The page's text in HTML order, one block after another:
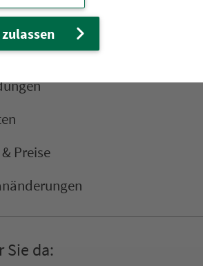
Qua­drat­ki­lo­me­ter. 130 Ver­kehrs­un­
1.100 Linien. Eine Fahr­kar­te.
Preise
Sie da: